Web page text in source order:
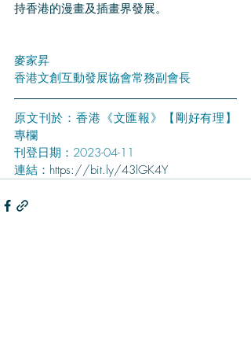
持香港的漫畫及插畫界發展。
麥家昇
香港文創互動發展協會常務副會長
原文刊於：香港《文匯報》【剛好有理】
專欄
刊登日期：2023-04-11
連結： https://bit.ly/43lGK4Y